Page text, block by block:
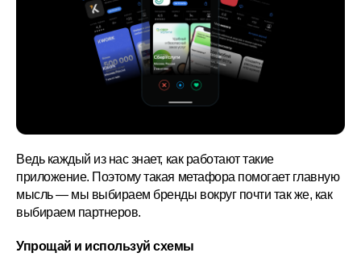
Ведь каждый из нас знает, как работают такие
приложение. Поэтому такая метафора помогает главную
мысль — мы выбираем бренды вокруг почти так же, как
выбираем партнеров.
Упрощай и используй схемы